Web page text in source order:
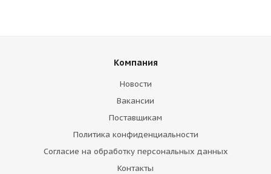
Компания
Новости
Вакансии
Поставщикам
Политика конфиденциальности
Согласие на обработку персональных данных
Контакты